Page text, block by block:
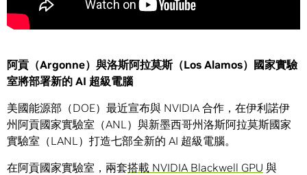
阿貢（Argonne）與洛斯阿拉莫斯（Los Alamos）國家實驗
室將部署新的 AI 超級電腦
美國能源部（DOE）最近宣布與 NVIDIA 合作，在伊利諾伊
州阿貢國家實驗室（ANL）與新墨西哥州洛斯阿拉莫斯國家
實驗室（LANL）打造七部全新的 AI 超級電腦。
在阿貢國家實驗室，兩套搭載 NVIDIA Blackwell GPU 與